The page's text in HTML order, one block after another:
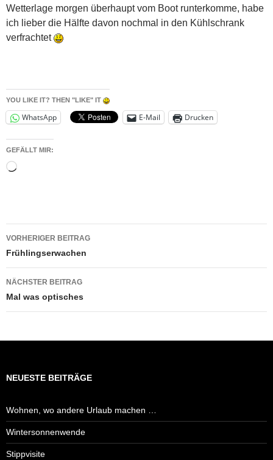
Wetterlage morgen überhaupt vom Boot runterkomme, habe
ich lieber die Hälfte davon nochmal in den Kühlschrank
verfrachtet
YOU LIKE IT? THEN "LIKE" IT
WhatsApp E-Mail Drucken
GEFÄLLT MIR:
Wird
Beitragsnavigation
VORHERIGER BEITRAG
Frühlingserwachen
NÄCHSTER BEITRAG
Mal was optisches
NEUESTE BEITRÄGE
Wohnen, wo andere Urlaub machen …
Wintersonnenwende
Stippvisite